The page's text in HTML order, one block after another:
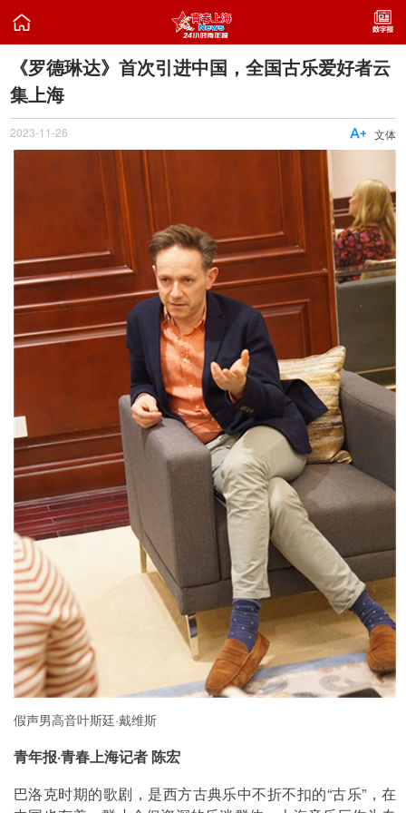

《罗德琳达》首次引进中国，全国古乐爱好者云
集上海
2023-11-26 文体

假声男高音叶斯廷·戴维斯
青年报·青春上海记者 陈宏
巴洛克时期的歌剧，是西方古典乐中不折不扣的“古乐”，在